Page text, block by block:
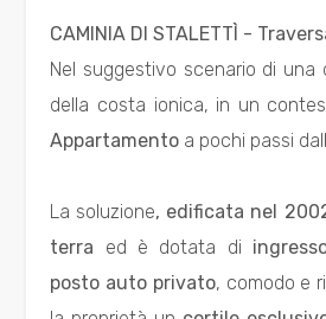
CAMINIA DI STALETTÌ -
Nel suggestivo scenario di una
della costa ionica, in un
Appartamento a pochi passi
La soluzione, edificata nel
terra ed è dotata di
posto auto privato, comodo e
Residenziali
Commerciali
Industriali
Terreni